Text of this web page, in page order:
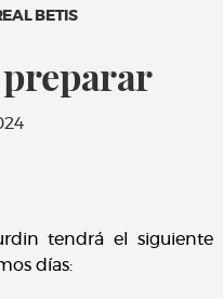
BETIS
preparar
tendrá el siguiente
días: